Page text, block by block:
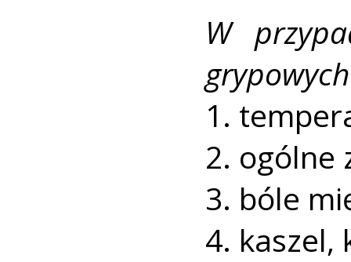
W
1.
2. ogólne
3. bóle
4. kaszel,